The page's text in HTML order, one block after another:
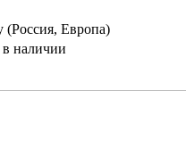
(Россия, Европа)
наличии